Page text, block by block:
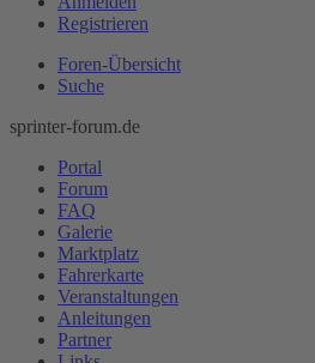
Registrieren
Foren-Übersicht
Suche
sprinter-forum.de
Portal
Forum
FAQ
Galerie
Marktplatz
Fahrerkarte
Veranstaltungen
Anleitungen
Partner